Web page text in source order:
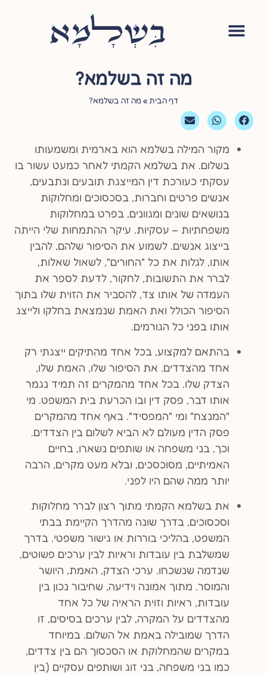
מה זה בשלמא?
דף הבית »מה זה בשלמא?
מקור המילה בשלמא הוא בארמית ומשמעותו
בשלום. את בשלמא הקמתי לאחר כמעט עשור בו
עסקתי כעורכת דין המייצגת תובעים ונתבעים,
אנשים פרטים וחברות, בסכסוכים ומחלוקות
בנושאים שונים ומגוונים, בפרט במחלוקות
משפחתיות – עסקיות. עיקר ההתמחות שלי הייתה
בייצוג אנשים. לשמוע את הסיפור שלהם, להבין
אותו, לגלות את כל "החורים", לשאול שאלות,
לברר את התשובות, לחקור, לדעת לספר את
העמדה של אותו צד, להסביר את הזוית שלו בתוך
הסיפור הכולל ואת האמת שנמצאת בחלקו ולייצג
אותו בפני כל הגורמים.
בהתאם למקצוע, בכל אחד מהתיקים ייצגתי רק
אחד מהצדדים. את הסיפור שלו, האמת שלו,
הצדק שלו. בכל אחד מהמקרים זה תמיד נגמר
אותו דבר, פסק דין ובו הכרעת בית המשפט. מי
"המנצח" ומי "המפסיד". באף אחד מהמקרים
פסק הדין מעולם לא הביא לשלום בין הצדדים.
וכך, בני משפחה או שותפים נשארו, בחיים
האמיתיים, מסוכסכים, ובלא מעט מקרים, הרבה
יותר ממה שהם היו לפני.
את בשלמא הקמתי מתוך רצון לברר מחלוקות
וסכסוכים, בדרך שונה מהדרך הקיימת בבתי
המשפט, בהליכי בוררות או גישור משפטי. בדרך
שמשלבת בין עובדות וראיות לבין ערכים פשוטים,
שנדמה שנשכחו. ערכי הצדק, האמת, היושר
והמוסר. מתוך אמונה וידיעה, שחיבור נכון בין
עובדות, ראיות וזוית הראיה של כל אחד
מהצדדים על המקרה, לבין ערכים בסיסים, זו
הדרך שמובילה באמת אל השלום. במיוחד
במקרים שהמחלוקת או הסכסוך הם בין צדדים,
כמו בני משפחה, בני זוג ושותפים עסקיים (בין